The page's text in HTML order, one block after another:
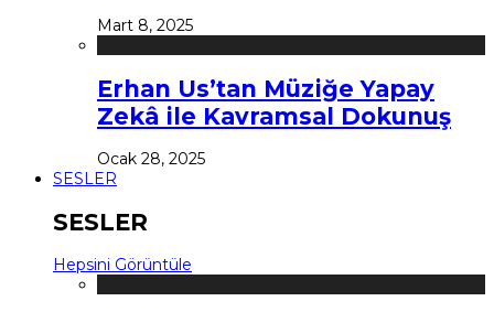
Mart 8, 2025
Erhan Us’tan Müziğe Yapay
Zekâ ile Kavramsal Dokunuş
Ocak 28, 2025
SESLER
SESLER
Hepsini Görüntüle